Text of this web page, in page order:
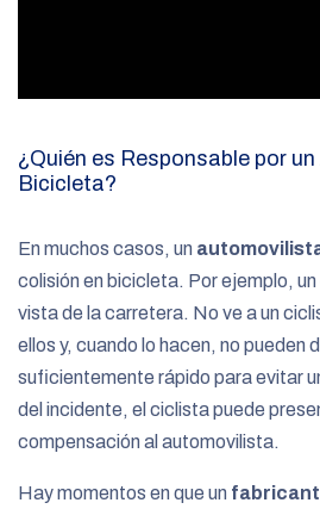
¿Quién es Responsable por
Bicicleta?
En muchos casos, un
colisión en bicicleta. Por ejemplo,
vista de la carretera. No ve a un
ellos y, cuando lo hacen, no pueden
suficientemente rápido para evitar
del incidente, el ciclista puede
compensación al automovilista.
Hay momentos en que un